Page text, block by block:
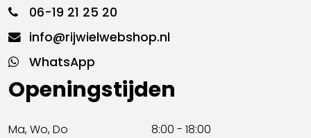
06-19 21 25 20
info@rijwielwebshop.nl
WhatsApp
Openingstijden
Ma, Wo, Do
8:00 - 18:00